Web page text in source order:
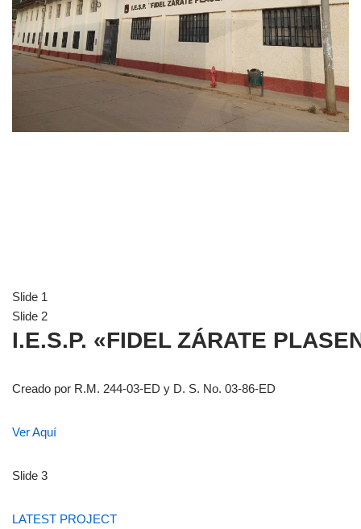
Slide 1
Slide 2
I.E.S.P. «FIDEL ZÁRATE
Creado por R.M. 244-03-ED y D. S. No. 03-86-ED
Ver Aquí
Slide 3
LATEST PROJECT